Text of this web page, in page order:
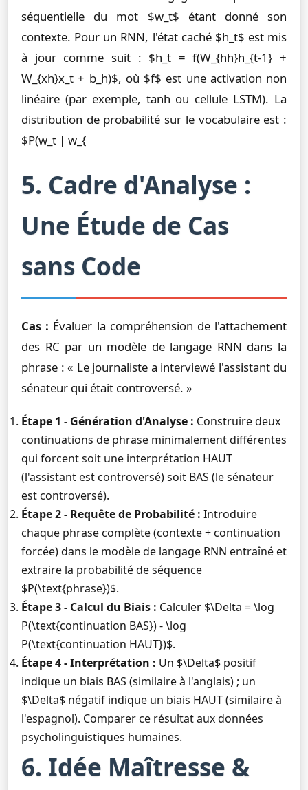
séquentielle du mot $w_t$ étant donné son
contexte. Pour un RNN, l'état caché $h_t$ est mis
à jour comme suit : $h_t = f(W_{hh}h_{t-1} +
W_{xh}x_t + b_h)$, où $f$ est une activation non
linéaire (par exemple, tanh ou cellule LSTM). La
distribution de probabilité sur le vocabulaire est :
$P(w_t | w_{
5. Cadre d'Analyse :
Une Étude de Cas
sans Code
Cas : Évaluer la compréhension de l'attachement
des RC par un modèle de langage RNN dans la
phrase : « Le journaliste a interviewé l'assistant du
sénateur qui était controversé. »
Étape 1 - Génération d'Analyse : Construire deux
continuations de phrase minimalement différentes
qui forcent soit une interprétation HAUT
(l'assistant est controversé) soit BAS (le sénateur
est controversé).
Étape 2 - Requête de Probabilité : Introduire
chaque phrase complète (contexte + continuation
forcée) dans le modèle de langage RNN entraîné et
extraire la probabilité de séquence
$P(\text{phrase})$.
Étape 3 - Calcul du Biais : Calculer $\Delta = \log
P(\text{continuation BAS}) - \log
P(\text{continuation HAUT})$.
Étape 4 - Interprétation : Un $\Delta$ positif
indique un biais BAS (similaire à l'anglais) ; un
$\Delta$ négatif indique un biais HAUT (similaire à
l'espagnol). Comparer ce résultat aux données
psycholinguistiques humaines.
6. Idée Maîtresse &